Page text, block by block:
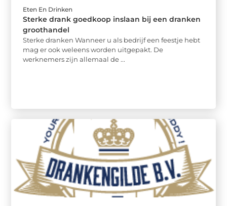
Eten En Drinken
Sterke drank goedkoop inslaan bij een dranken
groothandel
Sterke dranken Wanneer u als bedrijf een feestje hebt
mag er ook weleens worden uitgepakt. De
werknemers zijn allemaal de ...